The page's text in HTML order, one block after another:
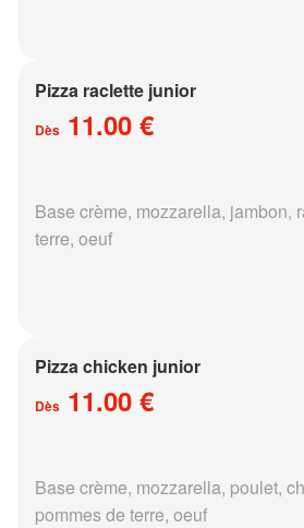
Pizza raclette junior
Dès 11.00 €
Base crème, mozzarella, jambon,
terre, oeuf
Pizza chicken junior
Dès 11.00 €
Base crème, mozzarella, poulet,
pommes de terre, oeuf